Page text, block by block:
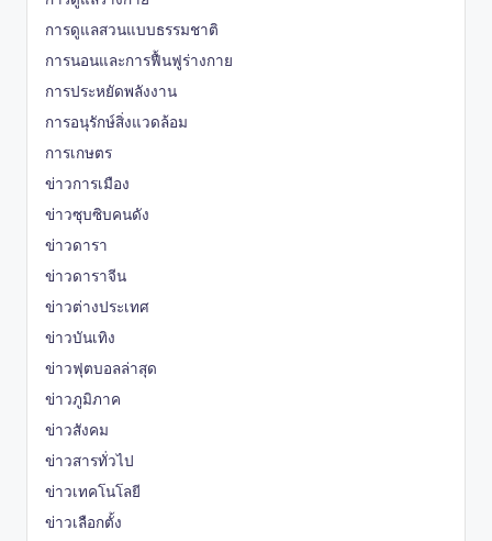
การดูแลสวนแบบธรรมชาติ
การนอนและการฟื้นฟูร่างกาย
การประหยัดพลังงาน
การอนุรักษ์สิ่งแวดล้อม
การเกษตร
ข่าวการเมือง
ข่าวซุบซิบคนดัง
ข่าวดารา
ข่าวดาราจีน
ข่าวต่างประเทศ
ข่าวบันเทิง
ข่าวฟุตบอลล่าสุด
ข่าวภูมิภาค
ข่าวสังคม
ข่าวสารทั่วไป
ข่าวเทคโนโลยี
ข่าวเลือกตั้ง